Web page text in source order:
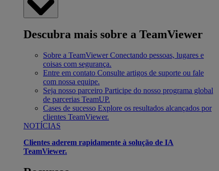
Descubra mais sobre a TeamViewer
Sobre a TeamViewer Conectando pessoas, lugares e
coisas com segurança.
Entre em contato Consulte artigos de suporte ou fale
com nossa equipe.
Seja nosso parceiro Participe do nosso programa global
de parcerias TeamUP.
Cases de sucesso Explore os resultados alcançados por
clientes TeamViewer.
NOTÍCIAS
Clientes aderem rapidamente à solução de IA
TeamViewer.